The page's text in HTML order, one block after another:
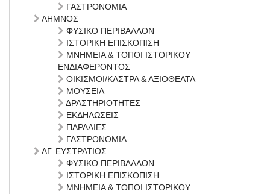
ΓΑΣΤΡΟΝΟΜΙΑ
ΛΗΜΝΟΣ
ΦΥΣΙΚΟ ΠΕΡΙΒΑΛΛΟΝ
ΙΣΤΟΡΙΚΗ ΕΠΙΣΚΟΠΙΣΗ
ΜΝΗΜΕΙΑ & ΤΟΠΟΙ ΙΣΤΟΡΙΚΟΥ
ΕΝΔΙΑΦΕΡΟΝΤΟΣ
ΟΙΚΙΣΜΟΙ/ΚΑΣΤΡΑ & ΑΞΙΟΘΕΑΤΑ
ΜΟΥΣΕΙΑ
ΔΡΑΣΤΗΡΙΟΤΗΤΕΣ
ΕΚΔΗΛΩΣΕΙΣ
ΠΑΡΑΛΙΕΣ
ΓΑΣΤΡΟΝΟΜΙΑ
ΑΓ. ΕΥΣΤΡΑΤΙΟΣ
ΦΥΣΙΚΟ ΠΕΡΙΒΑΛΛΟΝ
ΙΣΤΟΡΙΚΗ ΕΠΙΣΚΟΠΙΣΗ
ΜΝΗΜΕΙΑ & ΤΟΠΟΙ ΙΣΤΟΡΙΚΟΥ